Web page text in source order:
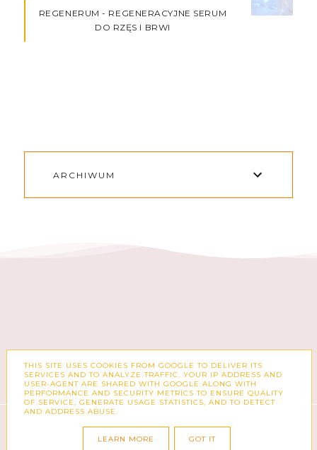
REGENERUM - REGENERACYJNE SERUM
DO RZĘS I BRWI
ARCHIWUM
FACEBOOK INSTAGRAM
KSIĄŻKACH, KOSMETYKACH I CODZIENNOŚCI
BLOG DESIGN: KAROGRAFIA.PL
THIS SITE USES COOKIES FROM GOOGLE TO DELIVER ITS
SERVICES AND TO ANALYZE TRAFFIC. YOUR IP ADDRESS AND
USER-AGENT ARE SHARED WITH GOOGLE ALONG WITH
PERFORMANCE AND SECURITY METRICS TO ENSURE QUALITY
OF SERVICE, GENERATE USAGE STATISTICS, AND TO DETECT
AND ADDRESS ABUSE.
LEARN MORE GOT IT